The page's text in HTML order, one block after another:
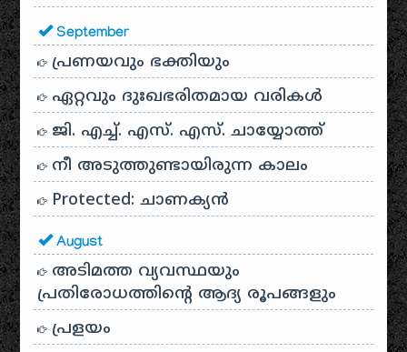
September
പ്രണയവും ഭക്തിയും
ഏറ്റവും ദുഃഖഭരിതമായ വരികൾ
ജി. എച്ച്. എസ്. എസ്. ചായ്യോത്ത്
നീ അടുത്തുണ്ടായിരുന്ന കാലം
Protected: ചാണക്യന്‍
August
അടിമത്ത വ്യവസ്ഥയും
പ്രതിരോധത്തിന്റെ ആദ്യ രൂപങ്ങളും
പ്രളയം